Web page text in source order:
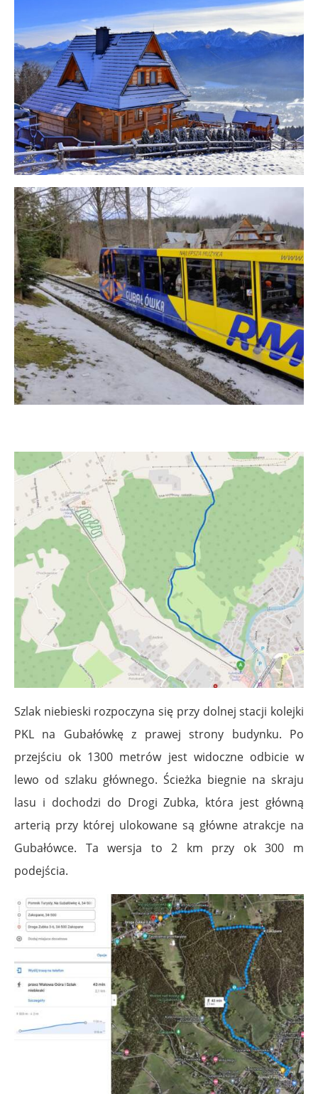
Szlak niebieski rozpoczyna się przy dolnej stacji kolejki
PKL na Gubałówkę z prawej strony budynku. Po
przejściu ok 1300 metrów jest widoczne odbicie w
lewo od szlaku głównego. Ścieżka biegnie na skraju
lasu i dochodzi do Drogi Zubka, która jest główną
arterią przy której ulokowane są główne atrakcje na
Gubałówce. Ta wersja to 2 km przy ok 300 m
podejścia.